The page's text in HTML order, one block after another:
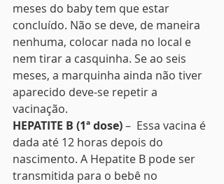
meses do baby tem que estar
concluído. Não se deve, de maneira
nenhuma, colocar nada no local e
nem tirar a casquinha. Se ao seis
meses, a marquinha ainda não tiver
aparecido deve-se repetir a
vacinação.
HEPATITE B (1ª dose) –  Essa vacina é
dada até 12 horas depois do
nascimento. A Hepatite B pode ser
transmitida para o bebê no